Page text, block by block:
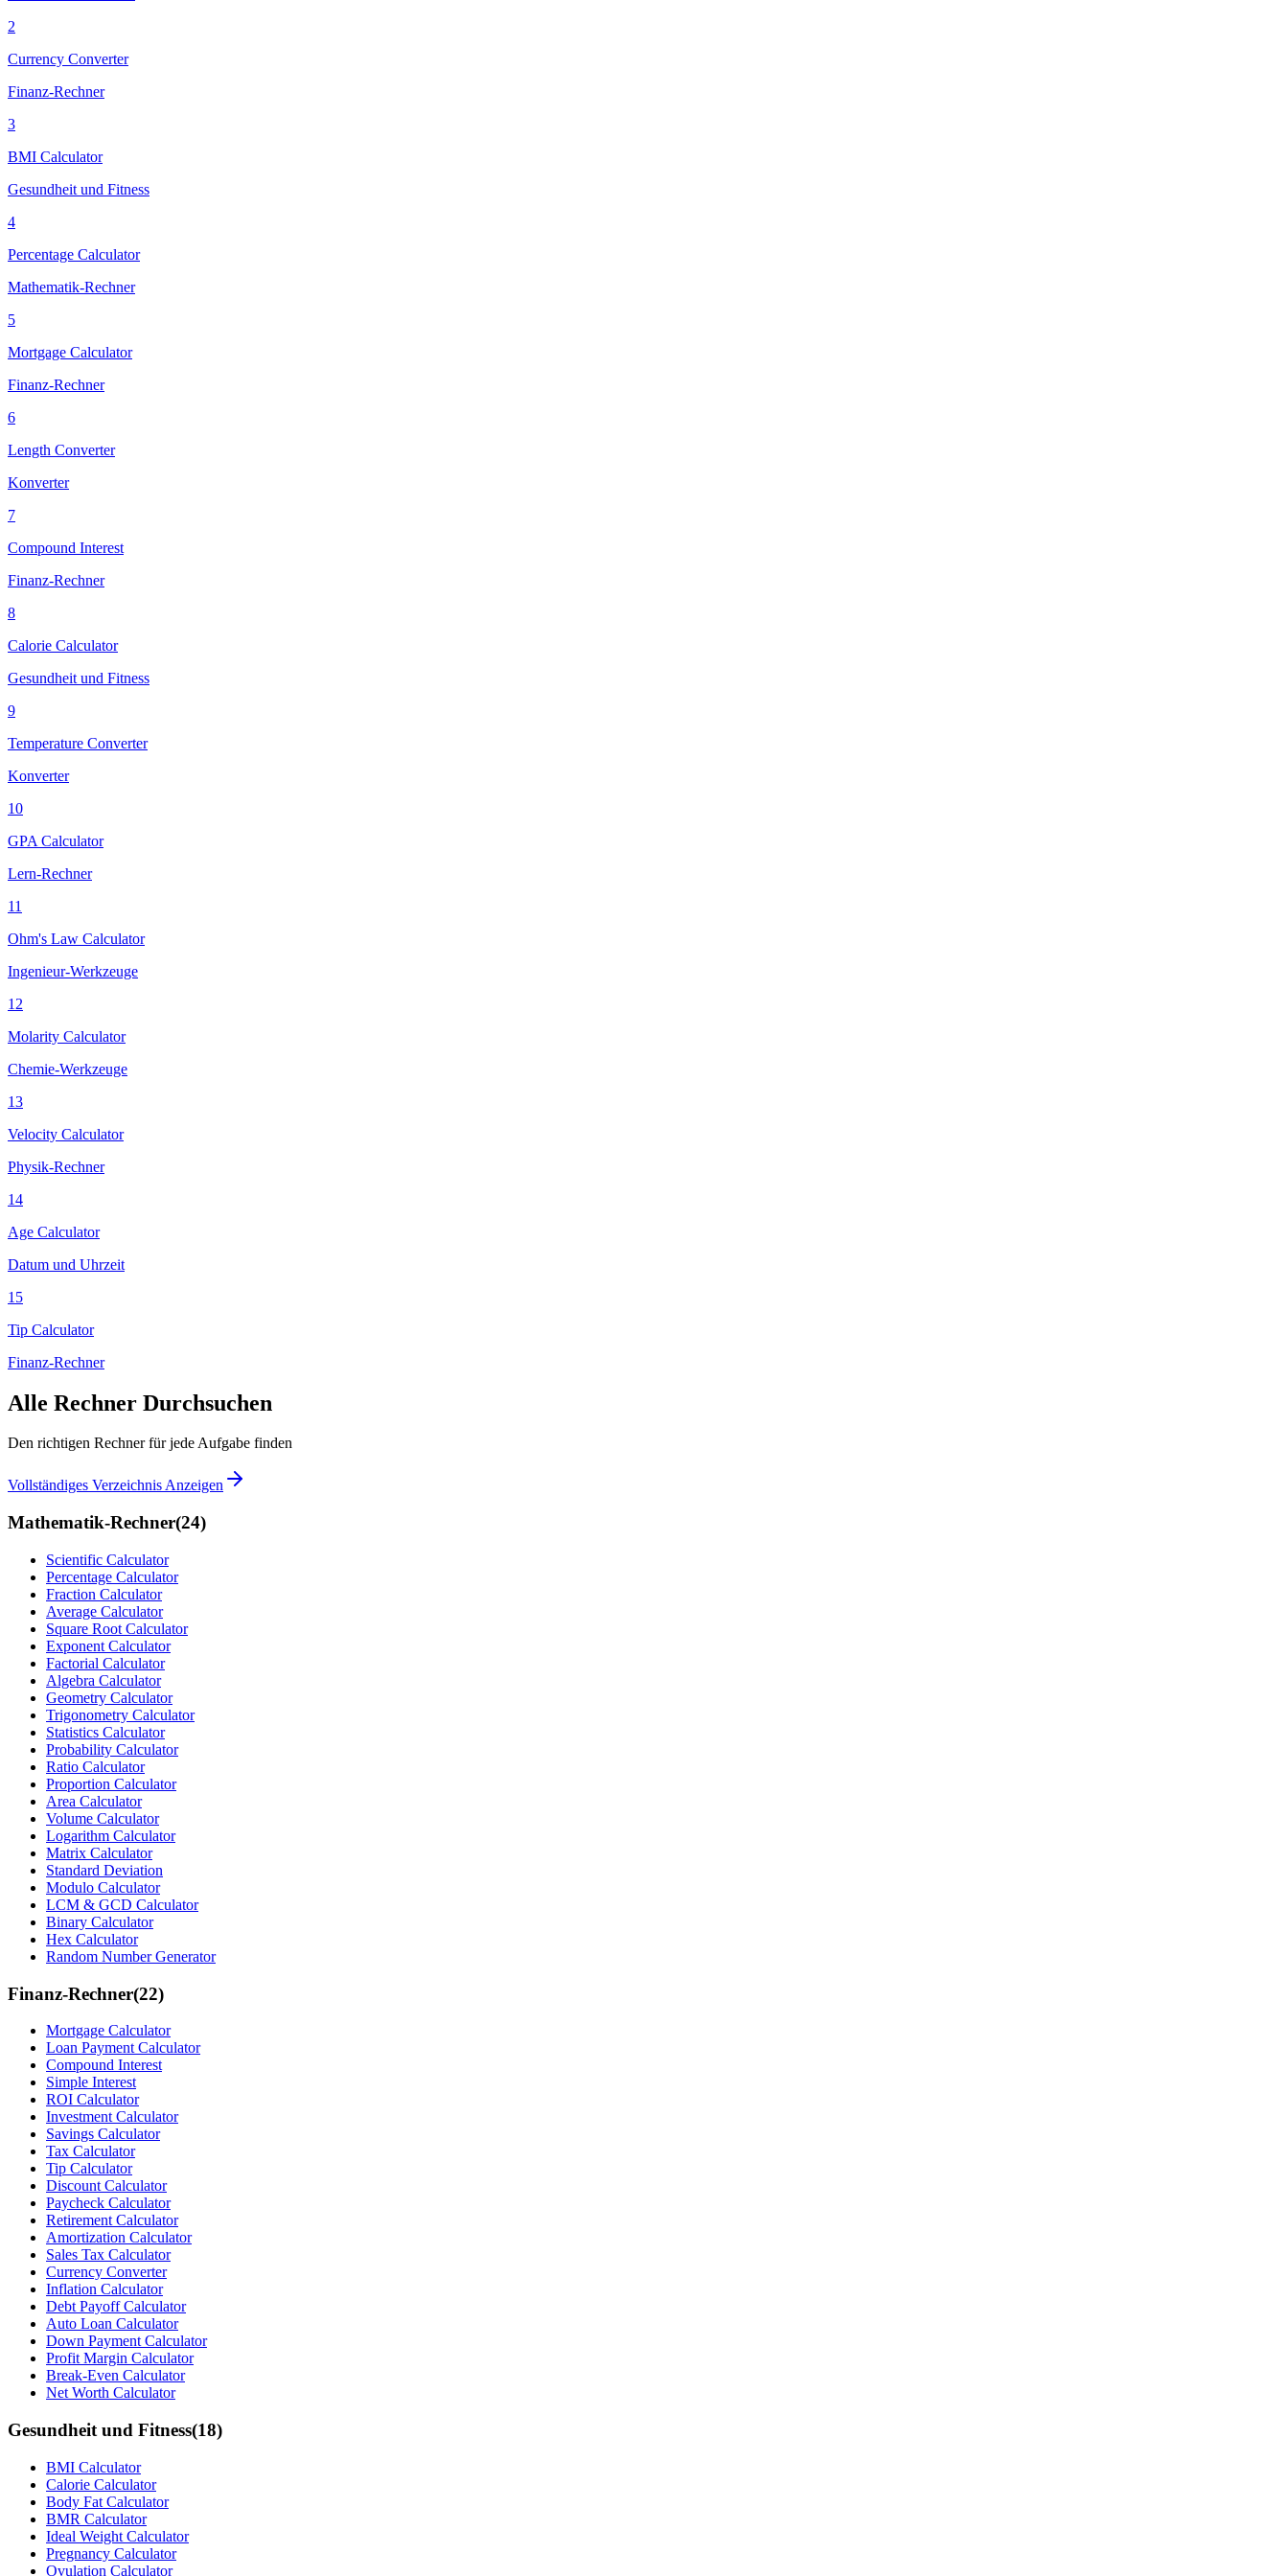
2
Currency Converter
Finanz-Rechner
3
BMI Calculator
Gesundheit und Fitness
4
Percentage Calculator
Mathematik-Rechner
5
Mortgage Calculator
Finanz-Rechner
6
Length Converter
Konverter
7
Compound Interest
Finanz-Rechner
8
Calorie Calculator
Gesundheit und Fitness
9
Temperature Converter
Konverter
10
GPA Calculator
Lern-Rechner
11
Ohm's Law Calculator
Ingenieur-Werkzeuge
12
Molarity Calculator
Chemie-Werkzeuge
13
Velocity Calculator
Physik-Rechner
14
Age Calculator
Datum und Uhrzeit
15
Tip Calculator
Finanz-Rechner
Alle Rechner Durchsuchen
Den richtigen Rechner für jede Aufgabe finden
Vollständiges Verzeichnis Anzeigen
Mathematik-Rechner(24)
Scientific Calculator
Percentage Calculator
Fraction Calculator
Average Calculator
Square Root Calculator
Exponent Calculator
Factorial Calculator
Algebra Calculator
Geometry Calculator
Trigonometry Calculator
Statistics Calculator
Probability Calculator
Ratio Calculator
Proportion Calculator
Area Calculator
Volume Calculator
Logarithm Calculator
Matrix Calculator
Standard Deviation
Modulo Calculator
LCM & GCD Calculator
Binary Calculator
Hex Calculator
Random Number Generator
Finanz-Rechner(22)
Mortgage Calculator
Loan Payment Calculator
Compound Interest
Simple Interest
ROI Calculator
Investment Calculator
Savings Calculator
Tax Calculator
Tip Calculator
Discount Calculator
Paycheck Calculator
Retirement Calculator
Amortization Calculator
Sales Tax Calculator
Currency Converter
Inflation Calculator
Debt Payoff Calculator
Auto Loan Calculator
Down Payment Calculator
Profit Margin Calculator
Break-Even Calculator
Net Worth Calculator
Gesundheit und Fitness(18)
BMI Calculator
Calorie Calculator
Body Fat Calculator
BMR Calculator
Ideal Weight Calculator
Pregnancy Calculator
Ovulation Calculator